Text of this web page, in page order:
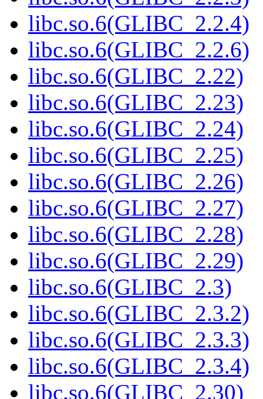
libc.so.6(GLIBC_2.2.4)
libc.so.6(GLIBC_2.2.6)
libc.so.6(GLIBC_2.22)
libc.so.6(GLIBC_2.23)
libc.so.6(GLIBC_2.24)
libc.so.6(GLIBC_2.25)
libc.so.6(GLIBC_2.26)
libc.so.6(GLIBC_2.27)
libc.so.6(GLIBC_2.28)
libc.so.6(GLIBC_2.29)
libc.so.6(GLIBC_2.3)
libc.so.6(GLIBC_2.3.2)
libc.so.6(GLIBC_2.3.3)
libc.so.6(GLIBC_2.3.4)
libc.so.6(GLIBC_2.30)